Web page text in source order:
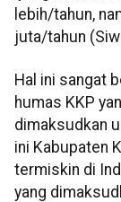
lebih/tahun,
juta/tahun
Hal ini sangat
humas KKP
dimaksudkan
ini Kabupaten
termiskin di
yang